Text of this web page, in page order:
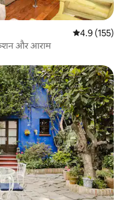
औसत रेटिंग 5 में
4.9 (155)
और आराम